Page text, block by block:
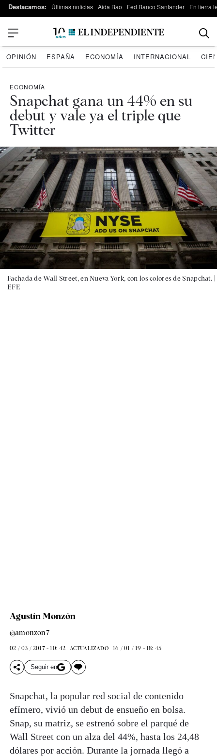
Destacamos: Últimas noticias Aída Bao Fed Banco Santander En tierra
OPINIÓN ESPAÑA ECONOMÍA INTERNACIONAL
ECONOMÍA
Snapchat gana un 44% en su
debut y vale ya el triple que
Twitter
Fachada de Wall Street, en Nueva York, con los colores de Snapchat. |
EFE
Agustín Monzón
@amonzon7
02 / 03 / 2017 - 10: 42 ACTUALIZADO 16 / 01 / 19 - 18: 45
Seguir en
Snapchat, la popular red social de contenido
efímero, vivió un debut de ensueño en bolsa.
Snap, su matriz, se estrenó sobre el parqué de
Wall Street con un alza del 44%, hasta los 24,48
dólares por acción. Durante la jornada llegó a